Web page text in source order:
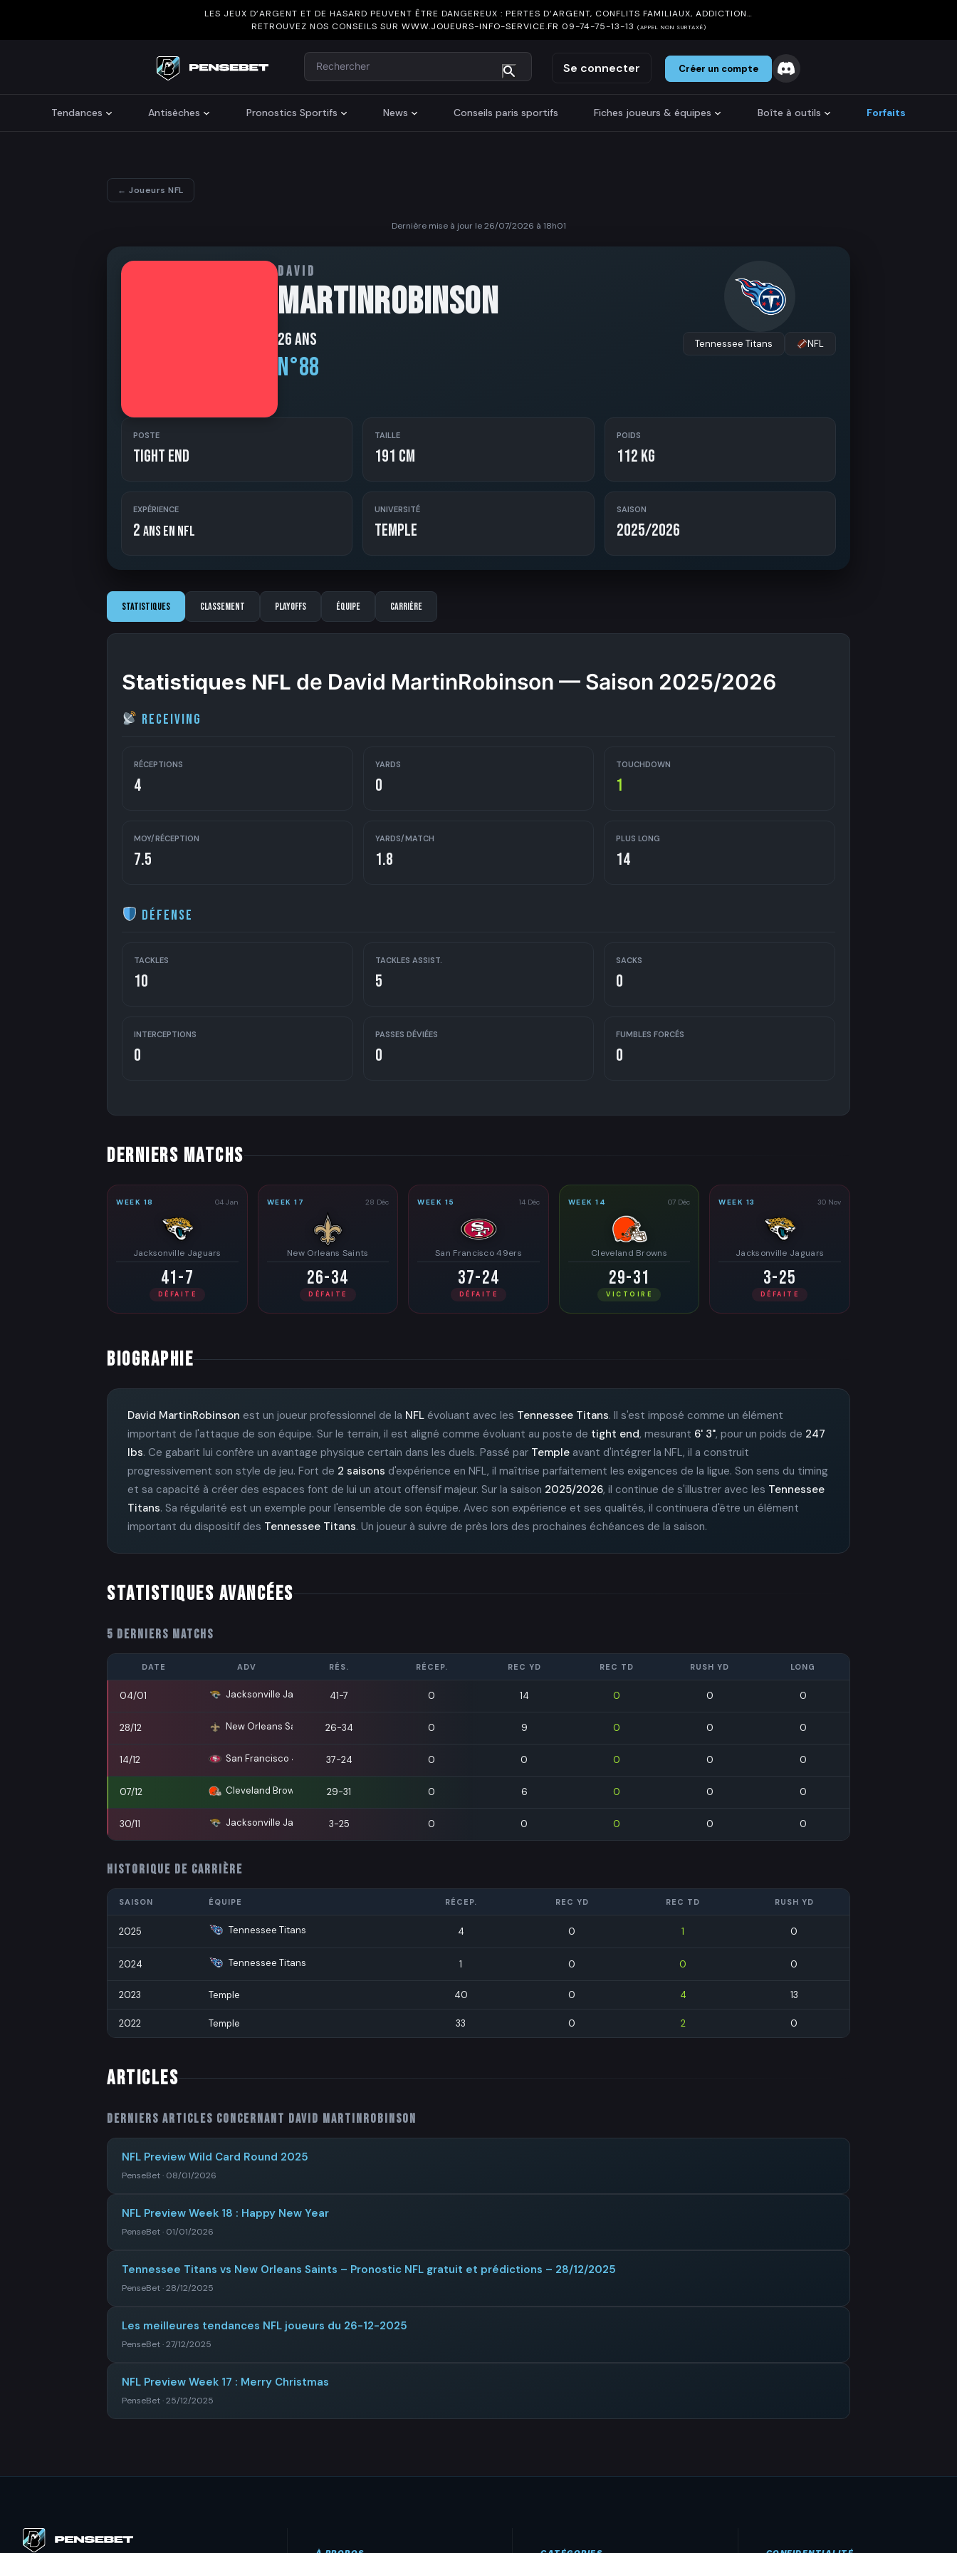
LES JEUX D’ARGENT ET DE HASARD PEUVENT ÊTRE DANGEREUX : PERTES D’ARGENT, CONFLITS FAMILIAUX, ADDICTION…
RETROUVEZ NOS CONSEILS SUR WWW.JOUEURS-INFO-SERVICE.FR 09-74-75-13-13 (APPEL NON SURTAXÉ)
Rechercher
Search Se connecter Créer un compte
Tendances Antisèches Pronostics Sportifs News Conseils paris sportifs Fiches joueurs & équipes Boîte à outils Forfaits
← Joueurs NFL
Dernière mise à jour le 26/07/2026 à 18h01
DAVID
MARTINROBINSON
26 ans
N°88
Tennessee Titans NFL
POSTE
Tight End
TAILLE
191 cm
POIDS
112 kg
EXPÉRIENCE
2 ans en NFL
UNIVERSITÉ
Temple
SAISON
2025/2026
Statistiques Classement Playoffs Équipe Carrière
Statistiques NFL de David MartinRobinson — Saison 2025/2026
Receiving
RÉCEPTIONS
4
YARDS
0
TOUCHDOWN
1
MOY/RÉCEPTION
7.5
YARDS/MATCH
1.8
PLUS LONG
14
Défense
TACKLES
10
TACKLES ASSIST.
5
SACKS
0
INTERCEPTIONS
0
PASSES DÉVIÉES
0
FUMBLES FORCÉS
0
DERNIERS MATCHS
WEEK 18 04 Jan
Jacksonville Jaguars
41-7
DÉFAITE
WEEK 17 28 Déc
New Orleans Saints
26-34
DÉFAITE
WEEK 15 14 Déc
San Francisco 49ers
37-24
DÉFAITE
WEEK 14 07 Déc
Cleveland Browns
29-31
VICTOIRE
WEEK 13 30 Nov
Jacksonville Jaguars
3-25
DÉFAITE
BIOGRAPHIE
David MartinRobinson est un joueur professionnel de la NFL évoluant avec les Tennessee Titans. Il s'est imposé comme un élément
important de l'attaque de son équipe. Sur le terrain, il est aligné comme évoluant au poste de tight end, mesurant 6' 3", pour un poids de 247
lbs. Ce gabarit lui confère un avantage physique certain dans les duels. Passé par Temple avant d'intégrer la NFL, il a construit
progressivement son style de jeu. Fort de 2 saisons d'expérience en NFL, il maîtrise parfaitement les exigences de la ligue. Son sens du timing
et sa capacité à créer des espaces font de lui un atout offensif majeur. Sur la saison 2025/2026, il continue de s'illustrer avec les Tennessee
Titans. Sa régularité est un exemple pour l'ensemble de son équipe. Avec son expérience et ses qualités, il continuera d'être un élément
important du dispositif des Tennessee Titans. Un joueur à suivre de près lors des prochaines échéances de la saison.
STATISTIQUES AVANCÉES
5 DERNIERS MATCHS
DATE ADV RÉS. RÉCEP. REC YD REC TD RUSH YD LONG
04/01 Jacksonville Jaguars 41-7 0 14 0 0 0
28/12 New Orleans Saints 26-34 0 9 0 0 0
14/12 San Francisco 49ers 37-24 0 0 0 0 0
07/12 Cleveland Browns 29-31 0 6 0 0 0
30/11 Jacksonville Jaguars 3-25 0 0 0 0 0
HISTORIQUE DE CARRIÈRE
SAISON ÉQUIPE RÉCEP. REC YD REC TD RUSH YD
2025 Tennessee Titans 4 0 1 0
2024 Tennessee Titans 1 0 0 0
2023 Temple 40 0 4 13
2022 Temple 33 0 2 0
ARTICLES
Derniers articles concernant David MartinRobinson
NFL Preview Wild Card Round 2025
PenseBet · 08/01/2026
NFL Preview Week 18 : Happy New Year
PenseBet · 01/01/2026
Tennessee Titans vs New Orleans Saints – Pronostic NFL gratuit et prédictions – 28/12/2025
PenseBet · 28/12/2025
Les meilleures tendances NFL joueurs du 26-12-2025
PenseBet · 27/12/2025
NFL Preview Week 17 : Merry Christmas
PenseBet · 25/12/2025